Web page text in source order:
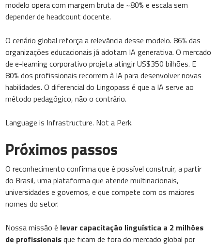
modelo opera com margem bruta de ~80% e escala sem
depender de headcount docente.
O cenário global reforça a relevância desse modelo. 86% das
organizações educacionais já adotam IA generativa. O mercado
de e-learning corporativo projeta atingir US$350 bilhões. E
80% dos profissionais recorrem à IA para desenvolver novas
habilidades. O diferencial do Lingopass é que a IA serve ao
método pedagógico, não o contrário.
Language is Infrastructure. Not a Perk.
Próximos passos
O reconhecimento confirma que é possível construir, a partir
do Brasil, uma plataforma que atende multinacionais,
universidades e governos, e que compete com os maiores
nomes do setor.
Nossa missão é levar capacitação linguística a 2 milhões
de profissionaisque ficam de fora do mercado global por